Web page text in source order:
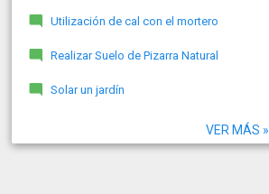
Utilización de cal con el mortero
Realizar Suelo de Pizarra Natural
Solar un jardín
VER MÁS »